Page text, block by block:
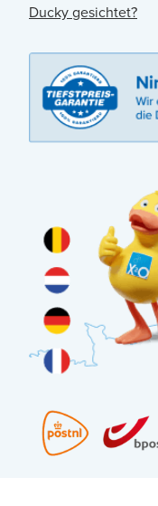
Ducky gesichtet?